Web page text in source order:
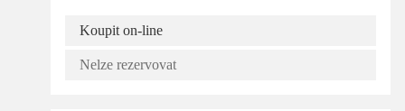
Koupit on-line
Nelze rezervovat